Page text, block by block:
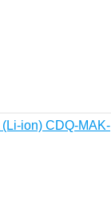
ion) CDQ-MAK-